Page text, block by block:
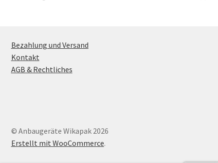
Bezahlung und Versand
Kontakt
AGB & Rechtliches
© Anbaugeräte Wikapak 2026
Erstellt mit WooCommerce.